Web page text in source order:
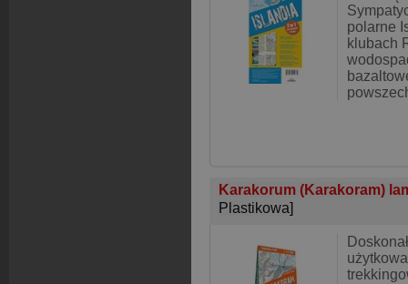
polarne
klubach
Karakorum (Karakoram)
Plastikowa]